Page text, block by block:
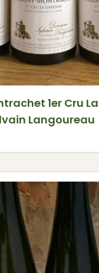
1er Cru
Langoureau